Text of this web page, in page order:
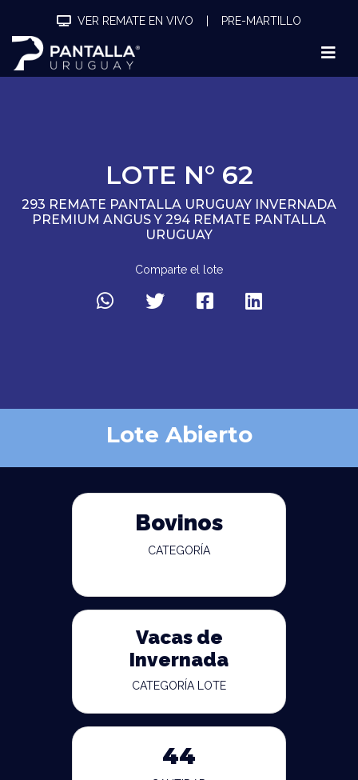
VER REMATE EN VIVO PRE-MARTILLO
LOTE N° 62
293 REMATE PANTALLA URUGUAY INVERNADA
PREMIUM ANGUS Y 294 REMATE PANTALLA
URUGUAY
Comparte el lote
Lote Abierto
Bovinos
CATEGORÍA
Vacas de
Invernada
CATEGORÍA LOTE
44